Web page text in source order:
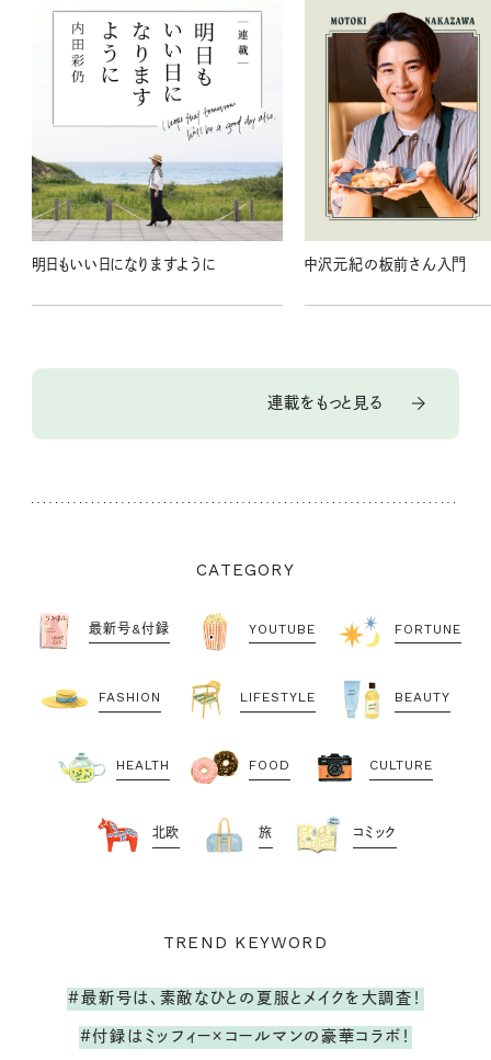
明日もいい日になりますように 中沢元紀の板前さん入門
連載をもっと見る
CATEGORY
最新号&付録 YOUTUBE FORTUNE
FASHION LIFESTYLE BEAUTY
HEALTH FOOD CULTURE
北欧 旅 コミック
TREND KEYWORD
#最新号は、素敵なひとの夏服とメイクを大調査！
#付録はミッフィー×コールマンの豪華コラボ！